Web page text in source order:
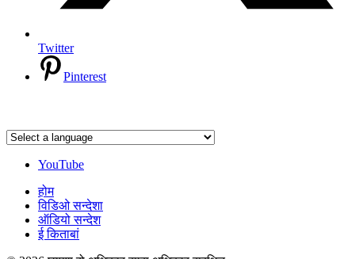
Twitter
Pinterest
YouTube
होम
विडिओ सन्देशा
ऑडियो सन्देश
ई किताबां